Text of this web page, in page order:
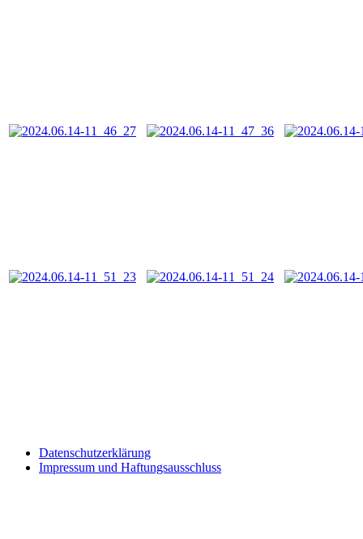
Datenschutzerklärung
Impressum und Haftungsausschluss